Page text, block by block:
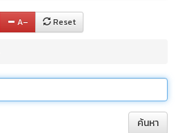
A– Reset
ค้นหา